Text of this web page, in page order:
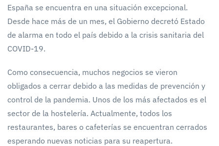
España se encuentra en una situación excepcional.
Desde hace más de un mes, el Gobierno decretó Estado
de alarma en todo el país debido a la crisis sanitaria del
COVID-19.
Como consecuencia, muchos negocios se vieron
obligados a cerrar debido a las medidas de prevención y
control de la pandemia. Unos de los más afectados es el
sector de la hostelería. Actualmente, todos los
restaurantes, bares o cafeterías se encuentran cerrados
esperando nuevas noticias para su reapertura.